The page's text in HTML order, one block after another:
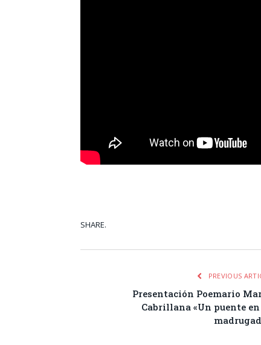
SHARE.
PREVIOUS
Presentación Poemario
Cabrillana «Un puente